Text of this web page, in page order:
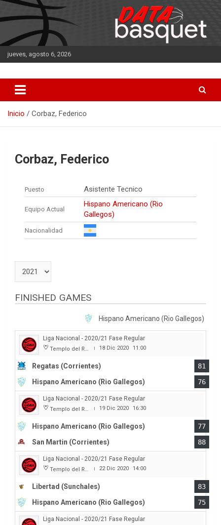
Saltar
al
contenido
jueves, agosto 6, 2026
DATA Basquet
Inicio Corbaz, Federico
Corbaz, Federico
Puesto Asistente Tecnico
Equipo Actual
Hispano Americano (Rio
Gallegos)
Nacionalidad
FINISHED GAMES
Hispano Americano (Rio Gallegos)
Liga Nacional - 2020/21 Fase Regular
Templo del Rock | 18 Dic 2020 11:00
Regatas (Corrientes)
81
Hispano Americano (Rio Gallegos)
76
Liga Nacional - 2020/21 Fase Regular
Templo del Rock | 19 Dic 2020 16:30
Hispano Americano (Rio Gallegos)
77
San Martin (Corrientes)
88
Liga Nacional - 2020/21 Fase Regular
Templo del Rock | 22 Dic 2020 14:00
Libertad (Sunchales)
83
Hispano Americano (Rio Gallegos)
75
Liga Nacional - 2020/21 Fase Regular